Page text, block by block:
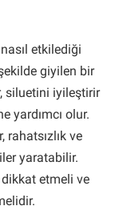
etkilediği
giyilen bir
siluetini iyileştirir
yardımcı olur.
ve
yaratabilir.
dikkat etmeli ve